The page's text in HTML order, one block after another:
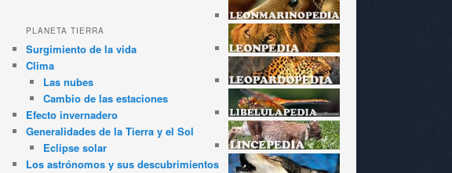
PLANETA TIERRA
Surgimiento de la vida
Clima
Las nubes
Cambio de las estaciones
Efecto invernadero
Generalidades de la Tierra y el Sol
Eclipse solar
Los astrónomos y sus descubrimientos